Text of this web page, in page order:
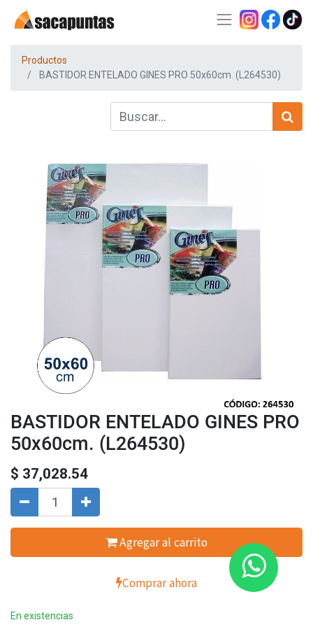
Productos
BASTIDOR ENTELADO GINES PRO 50x60cm. (L264530)
BASTIDOR ENTELADO GINES PRO
50x60cm. (L264530)
$ 37,028.54
Agregar al carrito
Comprar ahora
En existencias